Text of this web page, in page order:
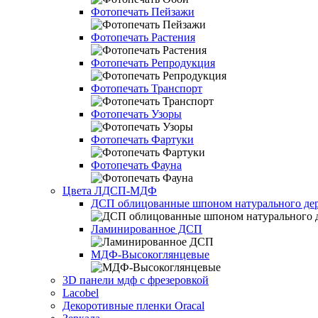
Фотопечать Пейзажи
Фотопечать Растения
Фотопечать Репродукция
Фотопечать Транспорт
Фотопечать Узоры
Фотопечать Фартуки
Фотопечать Фауна
Цвета ЛДСП-МДФ
ДСП облицованные шпоном натурального
Ламинированное ДСП
МДФ-Высокоглянцевые
3D панели мдф с фрезеровкой
Lacobel
Декоротивные пленки Oracal